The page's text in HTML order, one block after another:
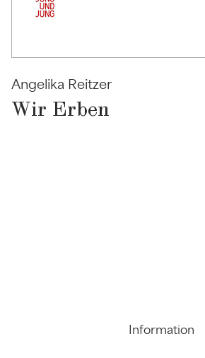
Angelika Reitzer
Wir Erben
Information